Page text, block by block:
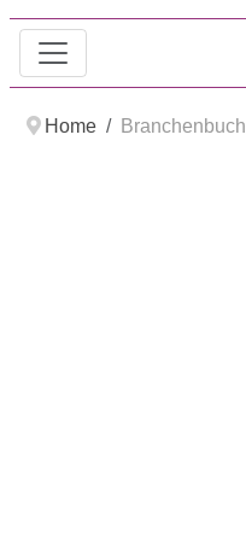
Home Branchenbuch